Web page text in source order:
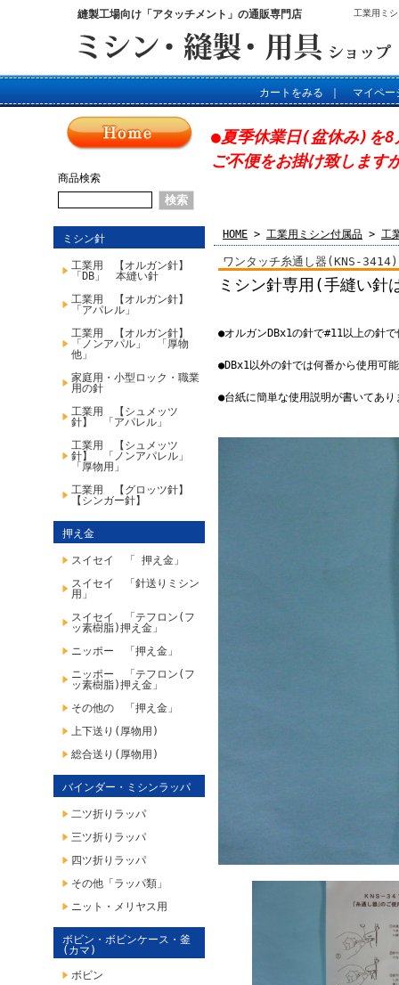
縫製工場向け「アタッチメント」の通販専門店 工業用ミ
カートをみる マイペー
商品検索
ミシン針
工業用 【オルガン針】
「DB」 本縫い針
工業用 【オルガン針】
「アパレル」
工業用 【オルガン針】
「ノンアパル」 「厚物
他」
家庭用・小型ロック・職業
用の針
工業用 【シュメッツ
針】 「アパレル」
工業用 【シュメッツ
針】 「ノンアパレル」
「厚物用」
工業用 【グロッツ針】
【シンガー針】
押え金
スイセイ 「 押え金」
スイセイ 「針送りミシン
用」
スイセイ 「テフロン(フ
ッ素樹脂)押え金」
ニッポー 「押え金」
ニッポー 「テフロン(フ
ッ素樹脂)押え金」
その他の 「押え金」
上下送り(厚物用)
総合送り(厚物用)
バインダー・ミシンラッパ
二ツ折りラッパ
三ツ折りラッパ
四ツ折りラッパ
その他「ラッパ類」
ニット・メリヤス用
ボビン・ボビンケース・釜
(カマ)
ボビン
●夏季休業日(盆休み)を
ご不便をお掛け致します
HOME > 工業用ミシン付属品 > 工
ワンタッチ糸通し器(KNS-3414)
ミシン針専用(手縫い針
●オルガンDBx1の針で#11以上の針
●DBx1以外の針では何番から使用可
●台紙に簡単な使用説明が書いてあり